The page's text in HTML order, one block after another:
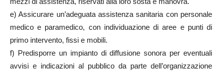
e) Assicurare un’adeguata assistenza sanitaria con personale
medico e paramedico, con individuazione di aree e punti di
primo intervento, fissi e mobili.
f) Predisporre un impianto di diffusione sonora per eventuali
avvisi e indicazioni al pubblico da parte dell’organizzazione